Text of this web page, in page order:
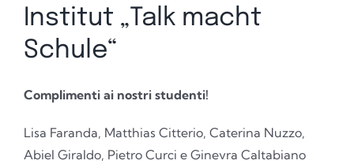
Institut „Talk macht
Schule“
Complimenti ai nostri studenti!
Lisa Faranda, Matthias Citterio, Caterina Nuzzo,
Abiel Giraldo, Pietro Curci e Ginevra Caltabiano